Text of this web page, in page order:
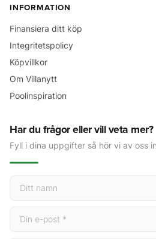
INFORMATION
Finansiera ditt köp
Integritetspolicy
Köpvillkor
Om Villanytt
Poolinspiration
Har du frågor eller vill veta mer?
Fyll i dina uppgifter så hör vi av oss